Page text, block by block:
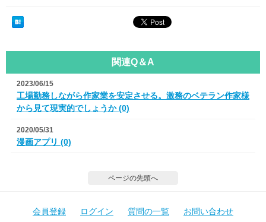
関連Q＆A
2023/06/15
工場勤務しながら作家業を安定させる。激務のベテラン作家様
から見て現実的でしょうか (0)
2020/05/31
漫画アプリ (0)
ページの先頭へ
会員登録 ログイン 質問の一覧 お問い合わせ